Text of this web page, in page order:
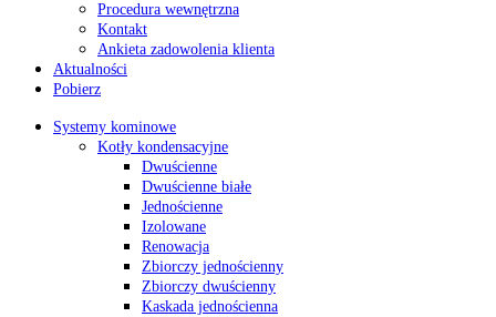
Procedura wewnętrzna
Kontakt
Ankieta zadowolenia klienta
Aktualności
Pobierz
Systemy kominowe
Kotły kondensacyjne
Dwuścienne
Dwuścienne białe
Jednościenne
Izolowane
Renowacja
Zbiorczy jednościenny
Zbiorczy dwuścienny
Kaskada jednościenna